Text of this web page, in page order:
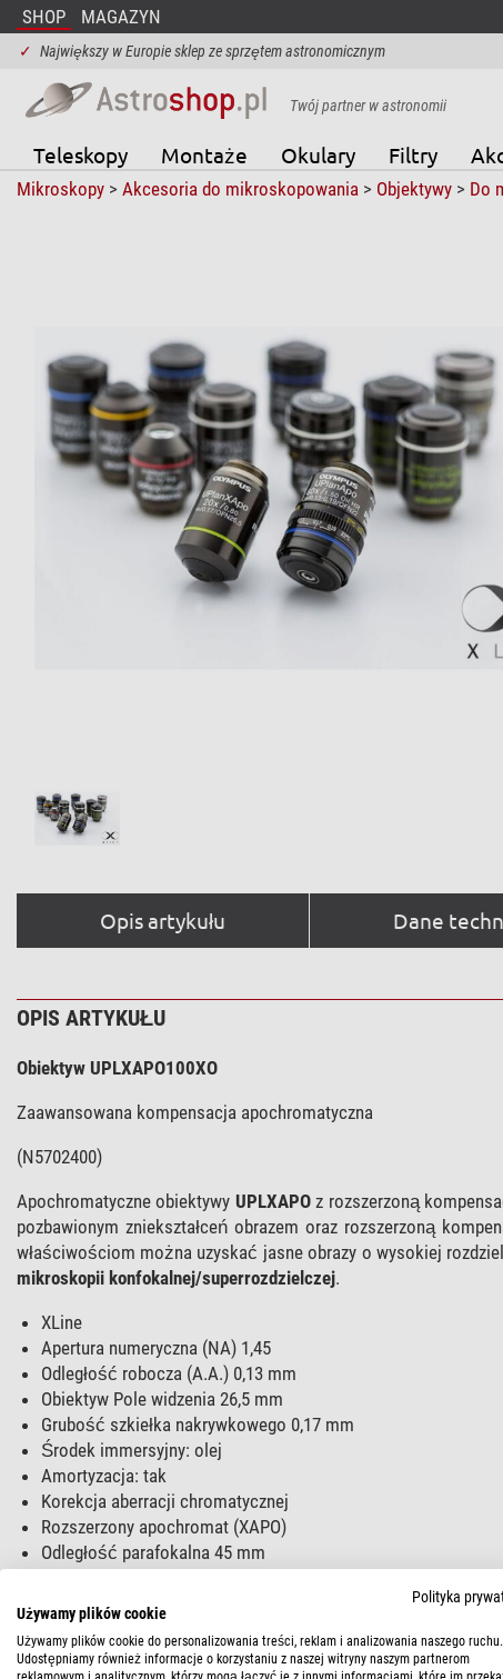
SHOP MAGAZYN
✓ Największy w Europie sklep ze sprzętem astronomicznym
Twój partner w astronomii
Teleskopy Montaże Okulary Filtry
Mikroskopy> Akcesoria do mikroskopowania > Objektywy> Do
Opis artykułu Dane
OPIS ARTYKUŁU
Obiektyw UPLXAPO100XO
Zaawansowana kompensacja apochromatyczna
(N5702400)
Apochromatyczne obiektywy UPLXAPOz rozszerzoną
pozbawionym zniekształceń obrazem oraz rozszerzoną
właściwościom można uzyskać jasne obrazy o wysokiej
mikroskopii konfokalnej/superrozdzielczej.
XLine
Apertura numeryczna (NA) 1,45
Odległość robocza (A.A.) 0,13 mm
Obiektyw Pole widzenia 26,5 mm
Grubość szkiełka nakrywkowego 0,17 mm
Środek immersyjny: olej
Amortyzacja: tak
Korekcja aberracji chromatycznej
Rozszerzony apochromat (XAPO)
Odległość parafokalna 45 mm
Rodzaj gwintu W20,32×0,706 (RMS)
Jasne pole (przechodnie): doskonałe
DIC (prześwietlenie): doskonałe
Polityka
Używamy plików cookie
Używamy plików cookie do personalizowania treści, reklam i analizowania naszego ruchu.
Udostępniamy również informacje o korzystaniu z naszej witryny naszym partnerom